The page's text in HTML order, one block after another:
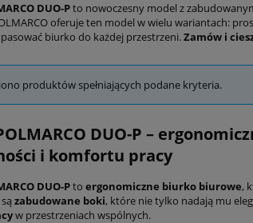
DUO-Pto nowoczesny model z
oferuje ten model w wielu wariantach:
biurko do każdej przestrzeni.Zamów i
produktów spełniających podane kryteria.
DUO-P –
i komfortu pracy
DUO-Pto ergonomiczne biurko biurowe,
zabudowane boki, które nie tylko nadają mu
w przestrzeniach wspólnych.